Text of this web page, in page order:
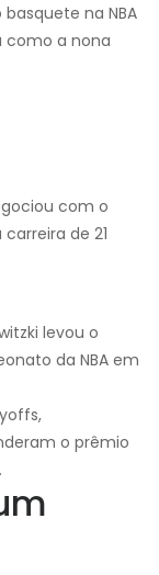
na NBA
como a nona
com o
de 21
levou o
da NBA em
o prêmio